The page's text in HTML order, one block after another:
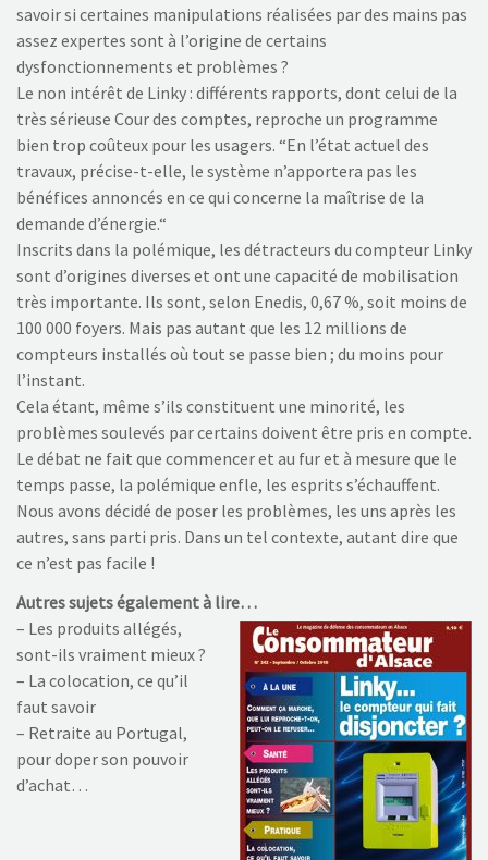
savoir si certaines manipulations réalisées par des mains pas
assez expertes sont à l’origine de certains
dysfonctionnements et problèmes ?
Le non intérêt de Linky : différents rapports, dont celui de la
très sérieuse Cour des comptes, reproche un programme
bien trop coûteux pour les usagers. “En l’état actuel des
travaux, précise-t-elle, le système n’apportera pas les
bénéfices annoncés en ce qui concerne la maîtrise de la
demande d’énergie.“
Inscrits dans la polémique, les détracteurs du compteur Linky
sont d’origines diverses et ont une capacité de mobilisation
très importante. Ils sont, selon Enedis, 0,67 %, soit moins de
100 000 foyers. Mais pas autant que les 12 millions de
compteurs installés où tout se passe bien ; du moins pour
l’instant.
Cela étant, même s’ils constituent une minorité, les
problèmes soulevés par certains doivent être pris en compte.
Le débat ne fait que commencer et au fur et à mesure que le
temps passe, la polémique enfle, les esprits s’échauffent.
Nous avons décidé de poser les problèmes, les uns après les
autres, sans parti pris. Dans un tel contexte, autant dire que
ce n’est pas facile !
Autres sujets également à lire…
– Les produits allégés,
sont-ils vraiment mieux ?
– La colocation, ce qu’il
faut savoir
– Retraite au Portugal,
pour doper son pouvoir
d’achat…